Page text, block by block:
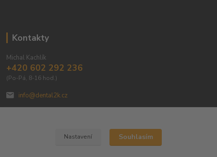
Kontakty
Michal Kachlík
+420 602 292 236
(Po-Pá, 8-16 hod.)
info@dental2k.cz
Nastavení Souhlasím